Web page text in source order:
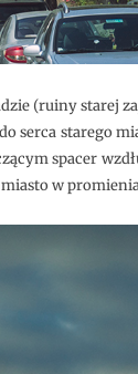
(ruiny starej
serca starego
spacer
w